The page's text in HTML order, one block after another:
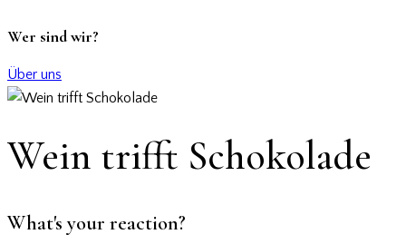
Wer sind wir?
Über uns
Wein trifft Schokolade
What's your reaction?